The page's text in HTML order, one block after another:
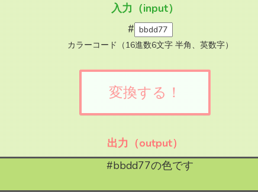
入力（input）
#
カラーコード（16進数6文字 半角、英数字）
変換する！
出力（output）
#bbdd77の色です